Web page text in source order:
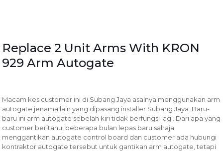
Replace 2 Unit Arms With KRON
929 Arm Autogate
Macam kes customer ini di Subang Jaya asalnya menggunakan arm
autogate jenama lain yang dipasang installer Subang Jaya. Baru-
baru ini arm autogate sebelah kiri tidak berfungsi lagi. Dari apa yang
customer beritahu, beberapa bulan lepas baru sahaja
menggantikan autogate control board dan customer ada hubungi
kontraktor autogate tersebut untuk gantikan arm autogate, tetapi